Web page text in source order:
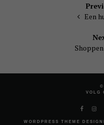
Een
VOLG
WORDPRESS THEME